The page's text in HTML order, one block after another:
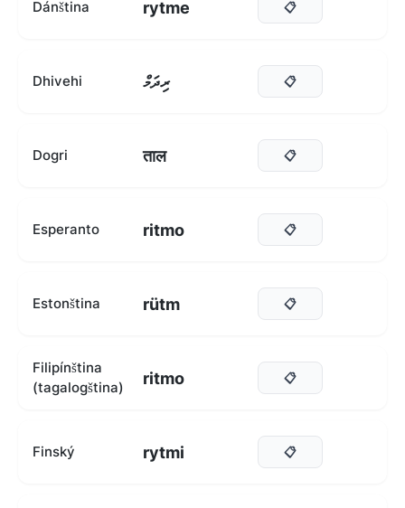
Dánština rytme 📋
Dhivehi ރިދަމް 📋
Dogri ताल 📋
Esperanto ritmo 📋
Estonština rütm 📋
Filipínština
(tagalogština)
ritmo 📋
Finský rytmi 📋